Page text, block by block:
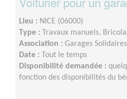
Lieu : NICE (06000)
Type :
Travaux manuels,
Association : Garages
Date :
Tout le temps
Disponibilité demandée :
fonction des disponibilités du